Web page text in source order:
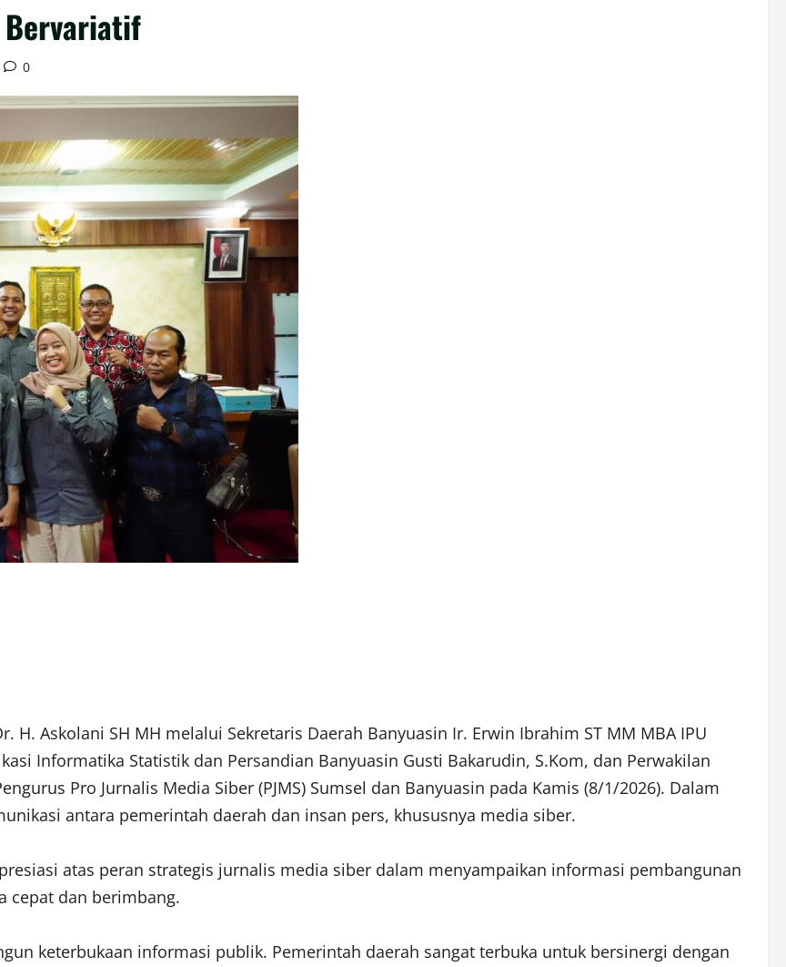
Bervariatif
0
H. Askolani SH MH melalui Sekretaris Daerah Banyuasin Ir. Erwin Ibrahim ST MM MBA IPU
Informatika Statistik dan Persandian Banyuasin Gusti Bakarudin, S.Kom, dan Perwakilan
Pro Jurnalis Media Siber (PJMS) Sumsel dan Banyuasin pada Kamis (8/1/2026). Dalam
antara pemerintah daerah dan insan pers, khususnya media siber.
atas peran strategis jurnalis media siber dalam menyampaikan informasi pembangunan
cepat dan berimbang.
keterbukaan informasi publik. Pemerintah daerah sangat terbuka untuk bersinergi dengan